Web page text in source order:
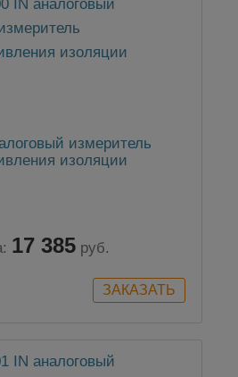
измеритель
изоляции
17 385 руб.